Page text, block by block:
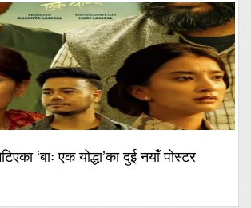
‘बाः एक योद्धा’का दुई नयाँ पोस्टर